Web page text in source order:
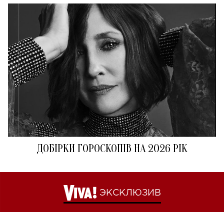
ДОБІРКИ ГОРОСКОПІВ НА 2026 РІК
ЭКСКЛЮЗИВ